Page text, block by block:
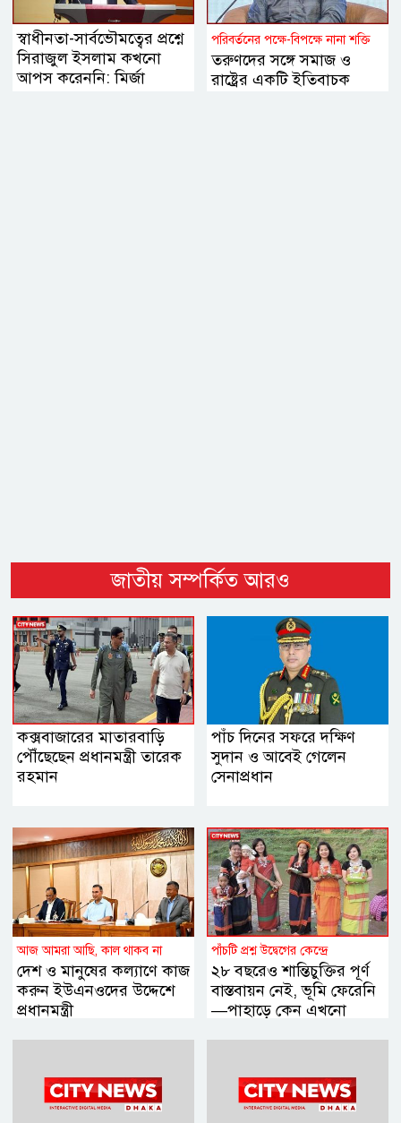
স্বাধীনতা-সার্বভৌমত্বের প্রশ্নে
সিরাজুল ইসলাম কখনো
আপস করেননি: মির্জা
পরিবর্তনের পক্ষে-বিপক্ষে নানা শক্তি
তরুণদের সঙ্গে সমাজ ও
রাষ্ট্রের একটি ইতিবাচক
জাতীয় সম্পর্কিত আরও
কক্সবাজারের মাতারবাড়ি
পৌঁছেছেন প্রধানমন্ত্রী তারেক
রহমান
পাঁচ দিনের সফরে দক্ষিণ
সুদান ও আবেই গেলেন
সেনাপ্রধান
আজ আমরা আছি, কাল থাকব না
দেশ ও মানুষের কল্যাণে কাজ
করুন ইউএনওদের উদ্দেশে
প্রধানমন্ত্রী
পাঁচটি প্রশ্ন উদ্বেগের কেন্দ্রে
২৮ বছরেও শান্তিচুক্তির পূর্ণ
বাস্তবায়ন নেই, ভূমি ফেরেনি
—পাহাড়ে কেন এখনো